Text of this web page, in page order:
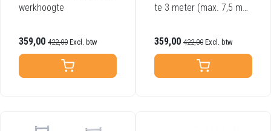
werkhoogte
359,00 422,00 Excl. btw
te 3 meter (max. 7,5 met
359,00 422,00 Excl. btw